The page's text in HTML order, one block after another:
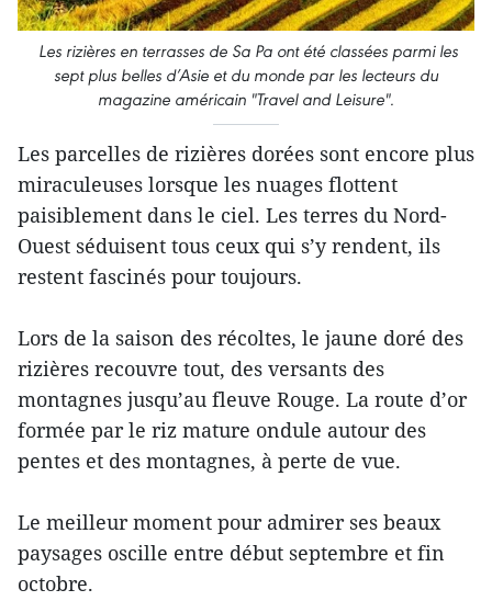
Les rizières en terrasses de Sa Pa ont été classées parmi les
sept plus belles d’Asie et du monde par les lecteurs du
magazine américain "Travel and Leisure".
Les parcelles de rizières dorées sont encore plus
miraculeuses lorsque les nuages flottent
paisiblement dans le ciel. Les terres du Nord-
Ouest séduisent tous ceux qui s’y rendent, ils
restent fascinés pour toujours.
Lors de la saison des récoltes, le jaune doré des
rizières recouvre tout, des versants des
montagnes jusqu’au fleuve Rouge. La route d’or
formée par le riz mature ondule autour des
pentes et des montagnes, à perte de vue.
Le meilleur moment pour admirer ses beaux
paysages oscille entre début septembre et fin
octobre.